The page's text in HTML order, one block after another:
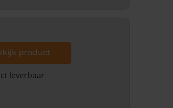
product
leverbaar